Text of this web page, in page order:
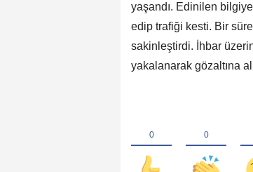
yaşandı. Edinilen
edip trafiği kesti. Bir
sakinleştirdi. İhbar
yakalanarak gözaltına